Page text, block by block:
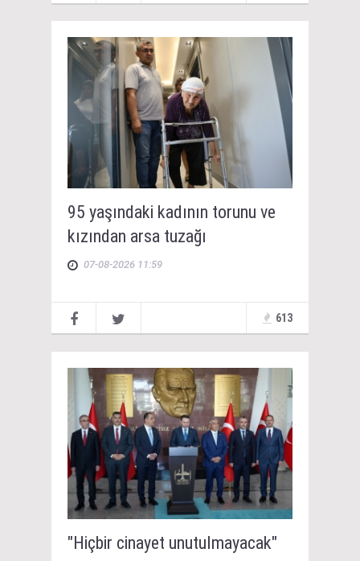
95 yaşındaki kadının torunu ve
kızından arsa tuzağı
07-08-2026 11:59
613
"Hiçbir cinayet unutulmayacak"